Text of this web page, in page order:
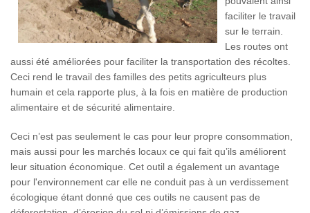
faciliter le travail
sur le terrain.
Les routes ont
aussi été améliorées pour faciliter la transportation des récoltes.
Ceci rend le travail des familles des petits agriculteurs plus
humain et cela rapporte plus, à la fois en matière de production
alimentaire et de sécurité alimentaire.
Ceci n’est pas seulement le cas pour leur propre consommation,
mais aussi pour les marchés locaux ce qui fait qu’ils améliorent
leur situation économique. Cet outil a également un avantage
pour l'environnement car elle ne conduit pas à un verdissement
écologique étant donné que ces outils ne causent pas de